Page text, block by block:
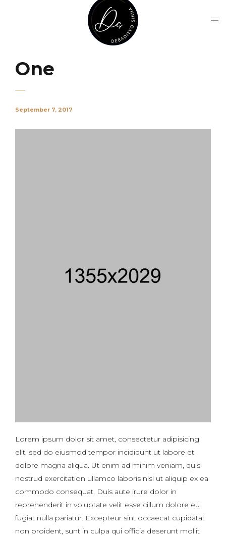
One
September 7, 2017
Lorem ipsum dolor sit amet, consectetur adipisicing
elit, sed do eiusmod tempor incididunt ut labore et
dolore magna aliqua. Ut enim ad minim veniam, quis
nostrud exercitation ullamco laboris nisi ut aliquip ex ea
commodo consequat. Duis aute irure dolor in
reprehenderit in voluptate velit esse cillum dolore eu
fugiat nulla pariatur. Excepteur sint occaecat cupidatat
non proident, sunt in culpa qui officia deserunt mollit